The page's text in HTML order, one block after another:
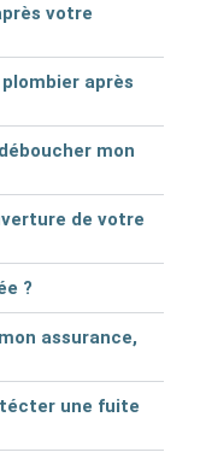
votre
après
mon
de votre
?
assurance,
une fuite